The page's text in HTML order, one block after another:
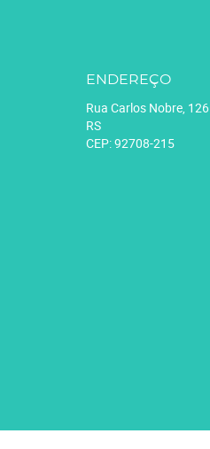
ENDEREÇO
Rua Carlos Nobre, 126
RS
CEP: 92708-215